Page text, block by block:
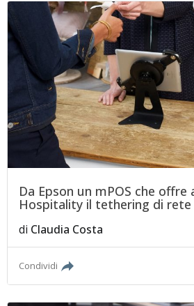
Da Epson un mPOS che offre
Hospitality il tethering di rete
di Claudia Costa
Condividi